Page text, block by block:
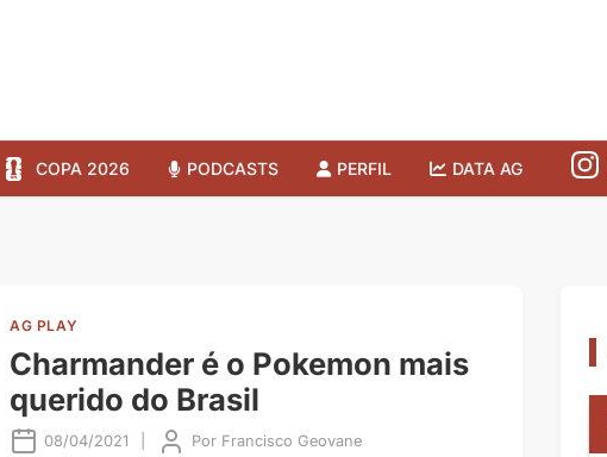
COPA 2026 PODCASTS PERFIL DATA AG
AG PLAY
Charmander é o Pokemon mais
querido do Brasil
08/04/2021 Por Francisco Geovane